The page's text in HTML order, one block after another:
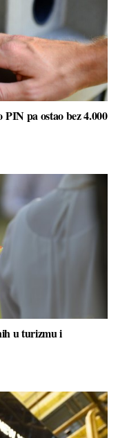
pa ostao bez 4.000
u turizmu i